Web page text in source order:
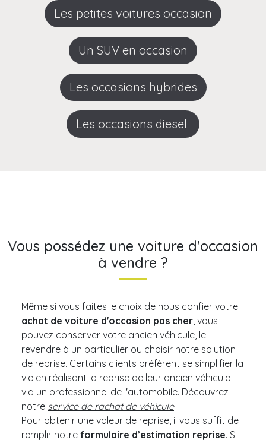
Les petites voitures occasion
Un SUV en occasion
Les occasions hybrides
Les occasions diesel
Vous possédez une voiture d'occasion
à vendre ?
Même si vous faites le choix de nous confier votre
achat de voiture d'occasion pas cher, vous
pouvez conserver votre ancien véhicule, le
revendre à un particulier ou choisir notre solution
de reprise. Certains clients préfèrent se simplifier la
vie en réalisant la reprise de leur ancien véhicule
via un professionnel de l'automobile. Découvrez
notre service de rachat de véhicule.
Pour obtenir une valeur de reprise, il vous suffit de
remplir notre formulaire d’estimation reprise. Si